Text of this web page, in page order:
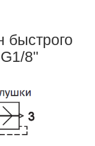
быстрого
8"